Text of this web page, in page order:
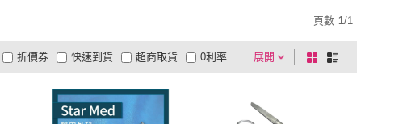
頁數 1/1
展開
折價券
有影片
商品有量 電視購物
快速到貨 超商取貨 0利率
貨到付款 超商付款
5
及以上 1 及以上
棋
盤
列